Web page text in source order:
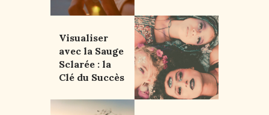
Visualiser
avec la Sauge
Sclarée : la
Clé du Succès